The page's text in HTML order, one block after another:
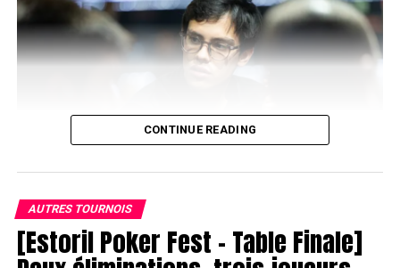
Joao Pedro
CONTINUE READING
AUTRES TOURNOIS
[Estoril Poker Fest – Table Finale]